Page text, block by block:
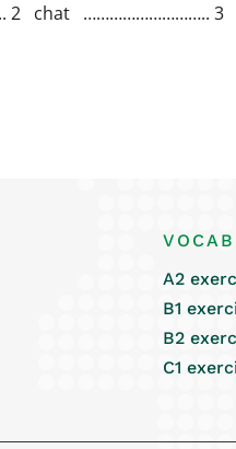
2 chat ………………………..
A2
B1
B2
C1